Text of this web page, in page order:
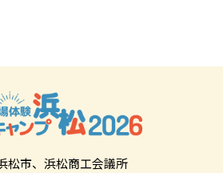
松市、浜松商工会議所